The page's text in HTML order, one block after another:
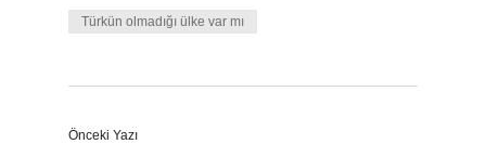
Türkün olmadığı ülke var mı
Önceki Yazı